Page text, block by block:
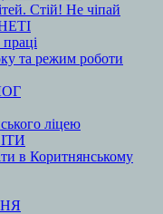
Стій! Не чіпай
та режим роботи
ліцею
в Коритнянському